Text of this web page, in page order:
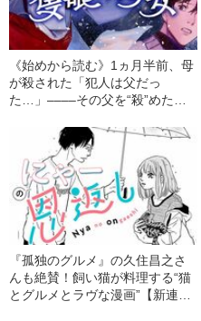
《始めから読む》1ヵ月半前、母
が殺された「犯人は父だっ
た…」––––その父を“殺”めた僕
『孤独のグルメ』の久住昌之さ
んも絶賛！飼い猫が料理する“猫
とグルメとラヴな漫画”【新連